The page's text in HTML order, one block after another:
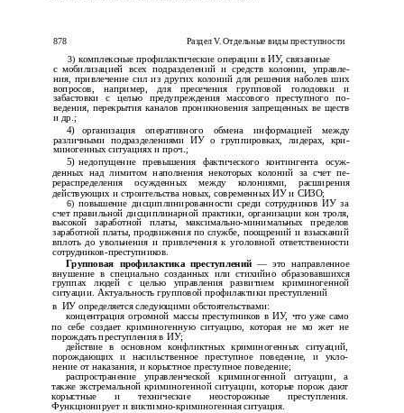
878 Раздел V. Отдельные виды преступности
3) комплексные профилактические операции в ИУ, связанные
с мобилизацией всех подразделений и средств колонии, управле­
ния, привлечение сил из других колоний для решения наболев­ ших
вопросов, например, для пресечения групповой голодовки и
забастовки с целью предупреждения массового преступного по­
ведения, перекрытия каналов проникновения запрещенных ве­ ществ
и др.;
4) организация оперативного обмена информацией между
различными подразделениями ИУ о группировках, лидерах, кри­
миногенных ситуациях и проч.;
5) недопущение превышения фактического контингента осуж­
денных над лимитом наполнения некоторых колоний за счет пе­
рераспределения осужденных между колониями, расширения
действующих и строительства новых, современных ИУ и СИЗО;
6) повышение дисциплинированности среди сотрудников ИУ за
счет правильной дисциплинарной практики, организации кон­ троля,
высокой заработной платы, максимально-минимальных пределов
заработной платы, продвижения по службе, поощрений и взысканий
вплоть до увольнения и привлечения к уголовной ответственности
сотрудников-преступников.
Групповая профилактика преступлений— это направленное
внушение в специально созданных или стихийно образовавшихся
группах людей с целью управления развитием криминогенной
ситуации. Актуальность групповой профилактики преступлений
в ИУ определяется следующими обстоятельствами:
концентрация огромной массы преступников в ИУ, что уже само
по себе создает криминогенную ситуацию, которая не мо­ жет не
порождать преступления в ИУ;
действие в основном конфликтных криминогенных ситуаций,
порождающих и насильственное преступное поведение, и укло­
нение от наказания, и корыстное преступное поведение;
распространение управленческой криминогенной ситуации, а
также экстремальной криминогенной ситуации, которые порож­ дают
корыстные и технические неосторожные преступления.
Функционирует и виктимно-криминогенная ситуация.